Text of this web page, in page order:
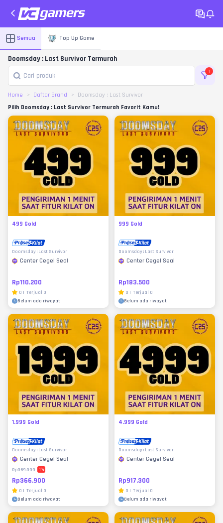
Semua Top Up Game
Doomsday : Last Survivor Termurah
1
Home Daftar Brand
Doomsday : Last Survivor
Pilih Doomsday : Last Survivor Termurah Favorit Kamu!
499 Gold
Doomsday : Last Survivor
Center Cegel Seal
Rp110.200
0 | Terjual 0
Belum ada riwayat
999 Gold
Doomsday : Last Survivor
Center Cegel Seal
Rp183.500
0 | Terjual 0
Belum ada riwayat
1.999 Gold
Doomsday : Last Survivor
Center Cegel Seal
Rp369.000 1%
Rp366.900
0 | Terjual 0
Belum ada riwayat
4.999 Gold
Doomsday : Last Survivor
Center Cegel Seal
Rp917.300
0 | Terjual 0
Belum ada riwayat